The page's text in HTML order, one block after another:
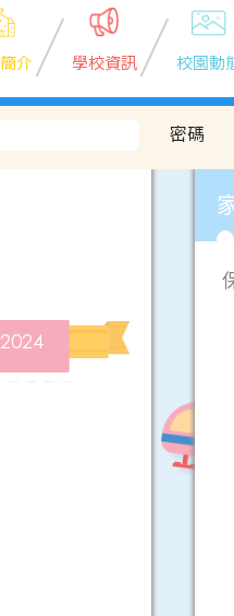
介 學校資訊 校園動
密碼